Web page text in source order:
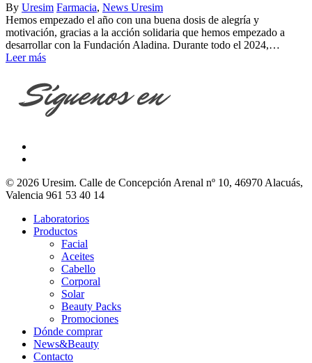
By Uresim Farmacia, News Uresim
Hemos empezado el año con una buena dosis de alegría y
motivación, gracias a la acción solidaria que hemos empezado a
desarrollar con la Fundación Aladina. Durante todo el 2024,…
Leer más
© 2026 Uresim. Calle de Concepción Arenal nº 10, 46970 Alacuás,
Valencia 961 53 40 14
Laboratorios
Productos
Facial
Aceites
Cabello
Corporal
Solar
Beauty Packs
Promociones
Dónde comprar
News&Beauty
Contacto